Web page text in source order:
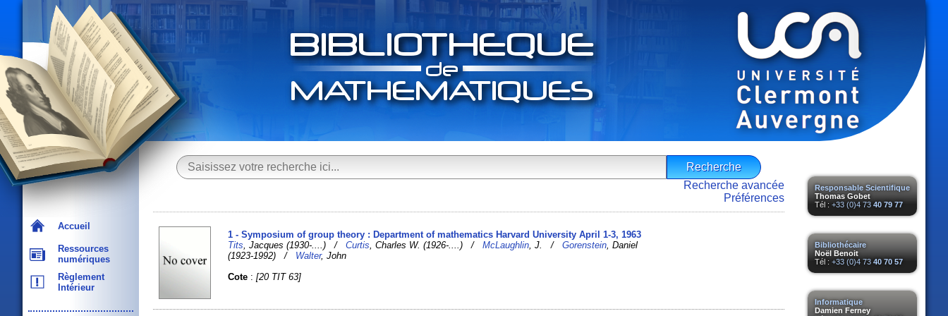
Accueil
Ressources
numériques
Règlement
Intérieur
Responsable Scientifique
Thomas Gobet
Tél : +33 (0)4 73 40 79 77
Bibliothécaire
Noël Benoit
Tél : +33 (0)4 73 40 70 57
Informatique
Damien Ferney
Recherche avancée
Préférences
1 - Symposium of group theory : Department of mathematics Harvard University April 1-3, 1963
Tits , Jacques (1930-....) /Curtis , Charles W. (1926-....) /McLaughlin , J. /Gorenstein , Daniel
(1923-1992) / Walter, John
Cote :[20 TIT 63]